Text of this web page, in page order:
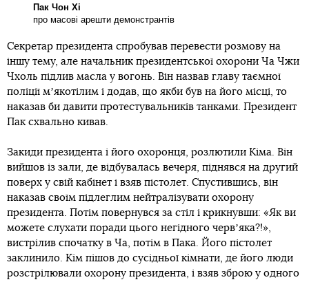
Пак Чон Хі
про масові арешти демонстрантів
Секретар президента спробував перевести розмову на
іншу тему, але начальник президентської охорони Ча Чжи
Чхоль підлив масла у вогонь. Він назвав главу таємної
поліції мʼякотілим і додав, що якби був на його місці, то
наказав би давити протестувальників танками. Президент
Пак схвально кивав.
Закиди президента і його охоронця, розлютили Кіма. Він
вийшов із зали, де відбувалась вечеря, піднявся на другий
поверх у свій кабінет і взяв пістолет. Спустившись, він
наказав своїм підлеглим нейтралізувати охорону
президента. Потім повернувся за стіл і крикнувши: «Як ви
можете слухати поради цього негідного червʼяка?!»,
вистрілив спочатку в Ча, потім в Пака. Його пістолет
заклинило. Кім пішов до сусідньої кімнати, де його люди
розстрілювали охорону президента, і взяв зброю у одного